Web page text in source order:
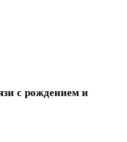
с рождением и